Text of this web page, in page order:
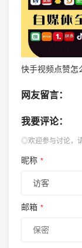
网友留言：
我要评论：
◎欢迎参与讨论，
昵称 *
邮箱 *